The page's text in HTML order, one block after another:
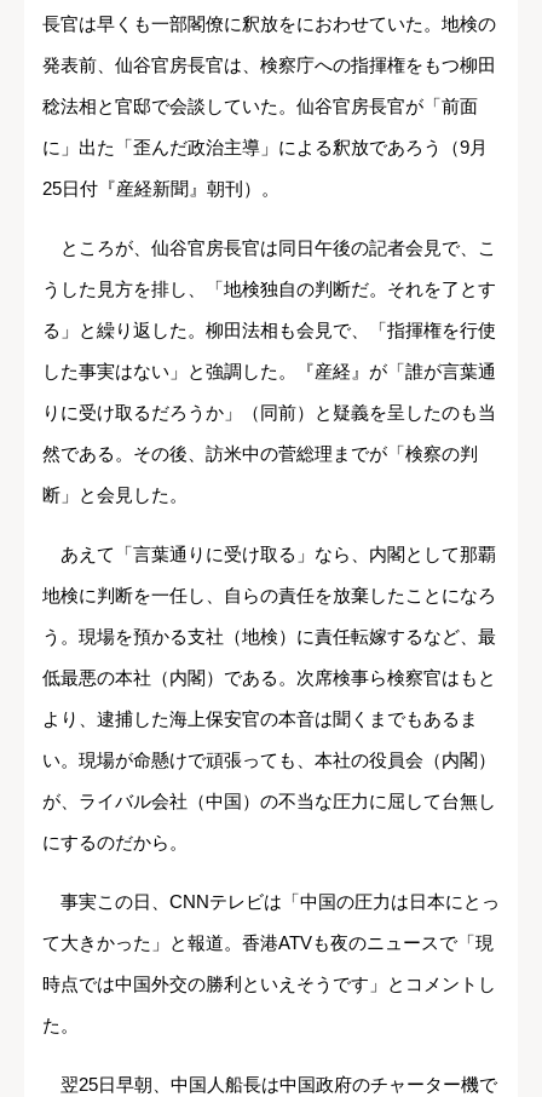
長官は早くも一部閣僚に釈放をにおわせていた。地検の
発表前、仙谷官房長官は、検察庁への指揮権をもつ柳田
稔法相と官邸で会談していた。仙谷官房長官が「前面
に」出た「歪んだ政治主導」による釈放であろう（9月
25日付『産経新聞』朝刊）。
ところが、仙谷官房長官は同日午後の記者会見で、こ
うした見方を排し、「地検独自の判断だ。それを了とす
る」と繰り返した。柳田法相も会見で、「指揮権を行使
した事実はない」と強調した。『産経』が「誰が言葉通
りに受け取るだろうか」（同前）と疑義を呈したのも当
然である。その後、訪米中の菅総理までが「検察の判
断」と会見した。
あえて「言葉通りに受け取る」なら、内閣として那覇
地検に判断を一任し、自らの責任を放棄したことになろ
う。現場を預かる支社（地検）に責任転嫁するなど、最
低最悪の本社（内閣）である。次席検事ら検察官はもと
より、逮捕した海上保安官の本音は聞くまでもあるま
い。現場が命懸けで頑張っても、本社の役員会（内閣）
が、ライバル会社（中国）の不当な圧力に屈して台無し
にするのだから。
事実この日、CNNテレビは「中国の圧力は日本にとっ
て大きかった」と報道。香港ATVも夜のニュースで「現
時点では中国外交の勝利といえそうです」とコメントし
た。
翌25日早朝、中国人船長は中国政府のチャーター機で